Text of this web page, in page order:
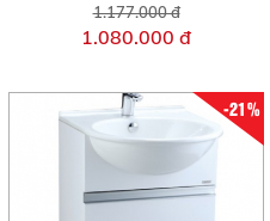
1.177.000 đ
1.080.000 đ
-21%